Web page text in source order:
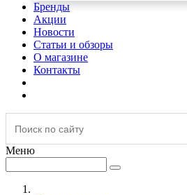
Бренды
Акции
Новости
Статьи и обзоры
О магазине
Контакты
Меню